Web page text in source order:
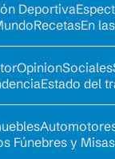
Deportiva
RecetasEn
OpinionSociales
Estado del
Fúnebres y Misas